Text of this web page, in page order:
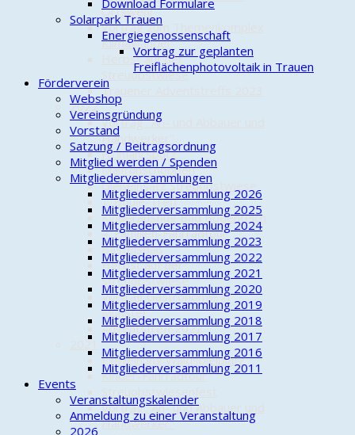
Ortswehr
Vortrag zum Themenkomplex
Klimawandel
Herbst auf der
Streuobstwiese
Trauener Adventstreffs 2023
2022
Vortrag "An- und Abbauer und
Handwerker"
Frühjahrsputz
Maifrühschoppen
Gießeinsatz Streuobstwiese
1. Boule-Treff
Kinderausflug Bad Bodenteich
4. Familien-Fahrradtour
Bastelspaß
Herbst auf der
Streuobstwiese
Vortrag Gastronomie in
Munster
Adventstreff 2022
2021
Einweihung Waldspielplatz
Kinder-Fahrradtour
Streuobstwiesenfest
Vortrag "An- und Abbauer und
Handwerker"
Download Formulare
Solarpark Trauen
Energiegenossenschaft
Vortrag zur geplanten
Freiflächenphotovoltaik in Trauen
Förderverein
Webshop
Vereinsgründung
Vorstand
Satzung / Beitragsordnung
Mitglied werden / Spenden
Mitgliederversammlungen
Mitgliederversammlung 2026
Mitgliederversammlung 2025
Mitgliederversammlung 2024
Mitgliederversammlung 2023
Mitgliederversammlung 2022
Mitgliederversammlung 2021
Mitgliederversammlung 2020
Mitgliederversammlung 2019
Mitgliederversammlung 2018
Mitgliederversammlung 2017
Mitgliederversammlung 2016
Mitgliederversammlung 2011
Events
Veranstaltungskalender
Anmeldung zu einer Veranstaltung
2026